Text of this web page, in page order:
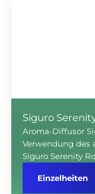
Siguro
Aroma-Diffusor
Verwendung des
Siguro Serenity
Einzelheiten